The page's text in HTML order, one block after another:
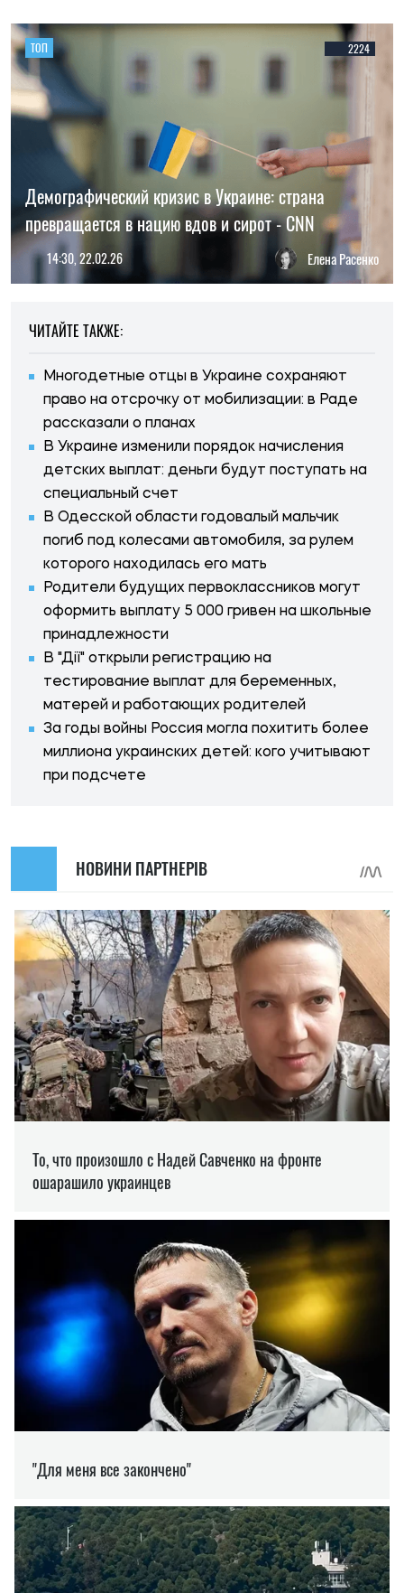
ТОП 2224
Демографический кризис в Украине: страна
превращается в нацию вдов и сирот - CNN
14:30, 22.02.26 Елена Расенко
ЧИТАЙТЕ ТАКЖЕ:
Многодетные отцы в Украине сохраняют
право на отсрочку от мобилизации: в Раде
рассказали о планах
В Украине изменили порядок начисления
детских выплат: деньги будут поступать на
специальный счет
В Одесской области годовалый мальчик
погиб под колесами автомобиля, за рулем
которого находилась его мать
Родители будущих первоклассников могут
оформить выплату 5 000 гривен на школьные
принадлежности
В "Дії" открыли регистрацию на
тестирование выплат для беременных,
матерей и работающих родителей
За годы войны Россия могла похитить более
миллиона украинских детей: кого учитывают
при подсчете